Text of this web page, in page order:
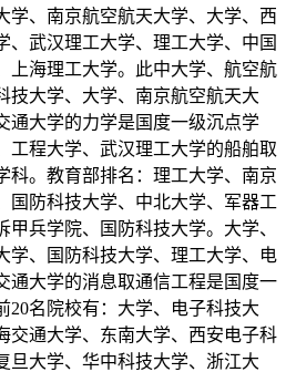
学、南京航空航天大学、大学、西
、武汉理工大学、理工大学、中国
上海理工大学。此中大学、航空航
技大学、大学、南京航空航天大
通大学的力学是国度一级沉点学
工程大学、武汉理工大学的船舶取
科。教育部排名：理工大学、南京
国防科技大学、中北大学、军器工
兵学院、国防科技大学。大学、
学、国防科技大学、理工大学、电
通大学的消息取通信工程是国度一
20名院校有：大学、电子科技大
交通大学、东南大学、西安电子科
旦大学、华中科技大学、浙江大